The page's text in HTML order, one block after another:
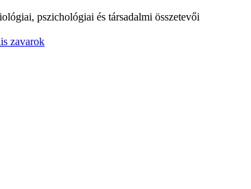
pszichológiai és társadalmi összetevői
zavarok